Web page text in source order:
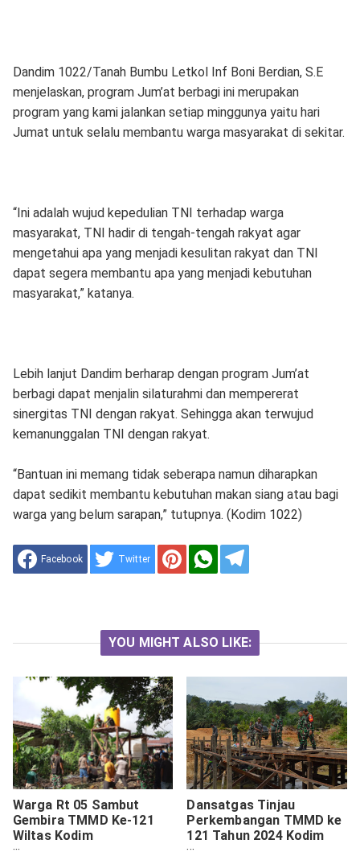
Dandim 1022/Tanah Bumbu Letkol Inf Boni Berdian, S.E
menjelaskan, program Jum’at berbagi ini merupakan
program yang kami jalankan setiap minggunya yaitu hari
Jumat untuk selalu membantu warga masyarakat di sekitar.
“Ini adalah wujud kepedulian TNI terhadap warga
masyarakat, TNI hadir di tengah-tengah rakyat agar
mengetahui apa yang menjadi kesulitan rakyat dan TNI
dapat segera membantu apa yang menjadi kebutuhan
masyarakat,” katanya.
Lebih lanjut Dandim berharap dengan program Jum’at
berbagi dapat menjalin silaturahmi dan mempererat
sinergitas TNI dengan rakyat. Sehingga akan terwujud
kemanunggalan TNI dengan rakyat.
“Bantuan ini memang tidak seberapa namun diharapkan
dapat sedikit membantu kebutuhan makan siang atau bagi
warga yang belum sarapan,” tutupnya. (Kodim 1022)
Facebook Twitter
YOU MIGHT ALSO LIKE:
Warga Rt 05 Sambut
Gembira TMMD Ke-121
Wiltas Kodim
Dansatgas Tinjau
Perkembangan TMMD ke
121 Tahun 2024 Kodim